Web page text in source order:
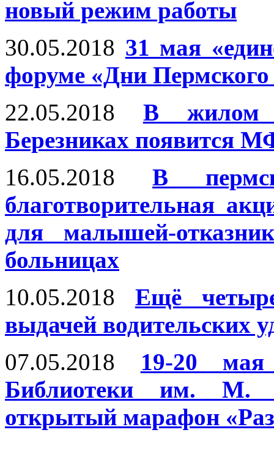
новый режим работы
30.05.2018 31 мая
форуме «Дни Пермского
22.05.2018
В жилом
Березниках появится
16.05.2018
В
благотворительная
для малышей-
больницах
10.05.2018
Ещё
выдачей водительских
07.05.2018
19-20
Библиотеки им. М.
открытый марафон